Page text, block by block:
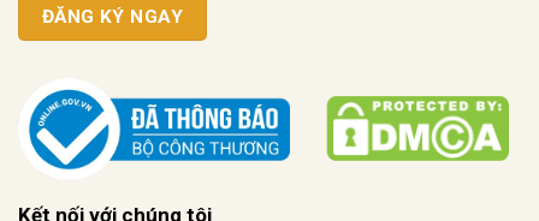
Kết nối với chúng tôi